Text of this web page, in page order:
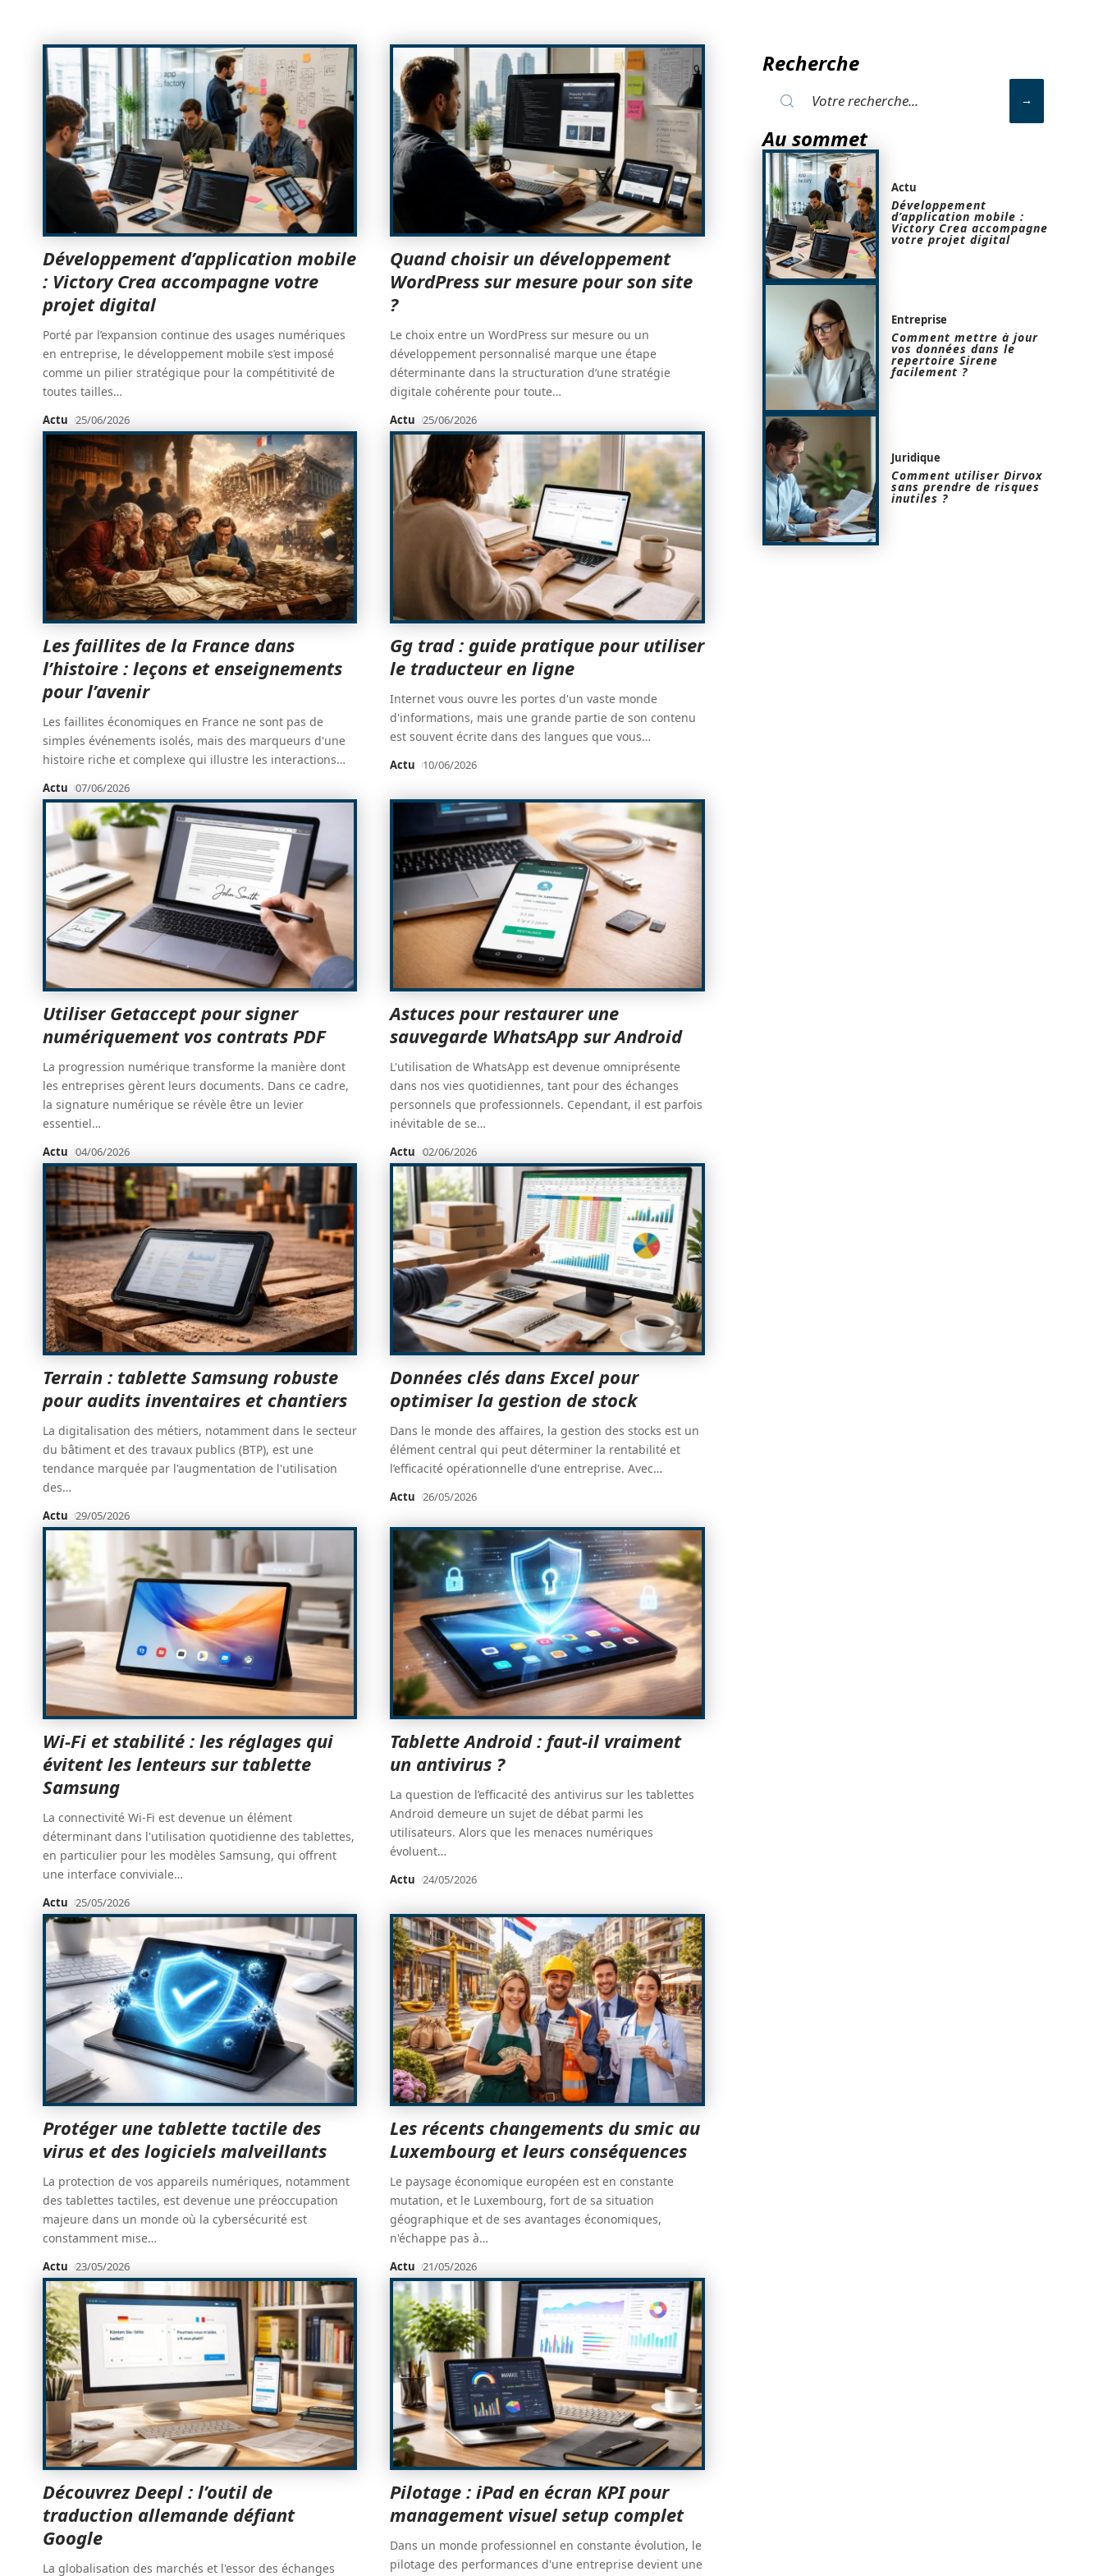
Développement d’application mobile
: Victory Crea accompagne votre
projet digital
Porté par l’expansion continue des usages numériques
en entreprise, le développement mobile s’est imposé
comme un pilier stratégique pour la compétitivité de
toutes tailles…
Actu 25/06/2026
Quand choisir un développement
WordPress sur mesure pour son site
?
Le choix entre un WordPress sur mesure ou un
développement personnalisé marque une étape
déterminante dans la structuration d’une stratégie
digitale cohérente pour toute…
Actu 25/06/2026
Les faillites de la France dans
l’histoire : leçons et enseignements
pour l’avenir
Les faillites économiques en France ne sont pas de
simples événements isolés, mais des marqueurs d'une
histoire riche et complexe qui illustre les interactions…
Actu 07/06/2026
Gg trad : guide pratique pour utiliser
le traducteur en ligne
Internet vous ouvre les portes d'un vaste monde
d'informations, mais une grande partie de son contenu
est souvent écrite dans des langues que vous…
Actu 10/06/2026
Utiliser Getaccept pour signer
numériquement vos contrats PDF
La progression numérique transforme la manière dont
les entreprises gèrent leurs documents. Dans ce cadre,
la signature numérique se révèle être un levier
essentiel…
Actu 04/06/2026
Astuces pour restaurer une
sauvegarde WhatsApp sur Android
L'utilisation de WhatsApp est devenue omniprésente
dans nos vies quotidiennes, tant pour des échanges
personnels que professionnels. Cependant, il est parfois
inévitable de se…
Actu 02/06/2026
Terrain : tablette Samsung robuste
pour audits inventaires et chantiers
La digitalisation des métiers, notamment dans le secteur
du bâtiment et des travaux publics (BTP), est une
tendance marquée par l'augmentation de l'utilisation
des…
Actu 29/05/2026
Données clés dans Excel pour
optimiser la gestion de stock
Dans le monde des affaires, la gestion des stocks est un
élément central qui peut déterminer la rentabilité et
l’efficacité opérationnelle d’une entreprise. Avec…
Actu 26/05/2026
Wi-Fi et stabilité : les réglages qui
évitent les lenteurs sur tablette
Samsung
La connectivité Wi-Fi est devenue un élément
déterminant dans l'utilisation quotidienne des tablettes,
en particulier pour les modèles Samsung, qui offrent
une interface conviviale…
Actu 25/05/2026
Tablette Android : faut-il vraiment
un antivirus ?
La question de l’efficacité des antivirus sur les tablettes
Android demeure un sujet de débat parmi les
utilisateurs. Alors que les menaces numériques
évoluent…
Actu 24/05/2026
Protéger une tablette tactile des
virus et des logiciels malveillants
La protection de vos appareils numériques, notamment
des tablettes tactiles, est devenue une préoccupation
majeure dans un monde où la cybersécurité est
constamment mise…
Actu 23/05/2026
Les récents changements du smic au
Luxembourg et leurs conséquences
Le paysage économique européen est en constante
mutation, et le Luxembourg, fort de sa situation
géographique et de ses avantages économiques,
n'échappe pas à…
Actu 21/05/2026
Découvrez Deepl : l’outil de
traduction allemande défiant
Google
La globalisation des marchés et l'essor des échanges
Pilotage : iPad en écran KPI pour
management visuel setup complet
Dans un monde professionnel en constante évolution, le
pilotage des performances d'une entreprise devient une
Recherche
Au sommet
Actu
Développement
d’application mobile :
Victory Crea accompagne
votre projet digital
Entreprise
Comment mettre à jour
vos données dans le
repertoire Sirene
facilement ?
Juridique
Comment utiliser Dirvox
sans prendre de risques
inutiles ?